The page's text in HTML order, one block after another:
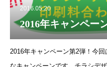
2016.05.20
2016年キャンペー
2016年キャンペーン第2弾！今